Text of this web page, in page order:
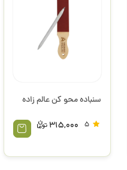
سنباده محو کن عالم زاده
5
315,000